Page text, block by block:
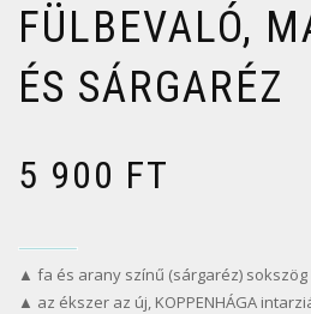
FÜLBEVALÓ,
ÉS SÁRGARÉZ
5 900 FT
▲ fa és arany színű (sárgaréz)
▲ az ékszer az új, KOPPENHÁGA